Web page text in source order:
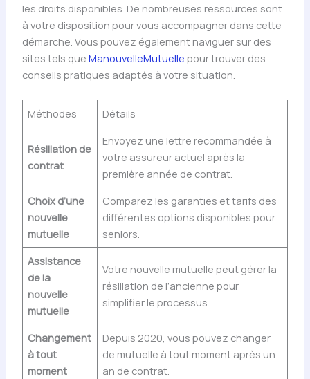
les droits disponibles. De nombreuses ressources sont
à votre disposition pour vous accompagner dans cette
démarche. Vous pouvez également naviguer sur des
sites tels que ManouvelleMutuelle pour trouver des
conseils pratiques adaptés à votre situation.
Méthodes Détails
Résiliation de
contrat
Envoyez une lettre recommandée à
votre assureur actuel après la
première année de contrat.
Choix d’une
nouvelle
mutuelle
Comparez les garanties et tarifs des
différentes options disponibles pour
seniors.
Assistance
de la
nouvelle
mutuelle
Votre nouvelle mutuelle peut gérer la
résiliation de l’ancienne pour
simplifier le processus.
Changement
à tout
moment
Depuis 2020, vous pouvez changer
de mutuelle à tout moment après un
an de contrat.